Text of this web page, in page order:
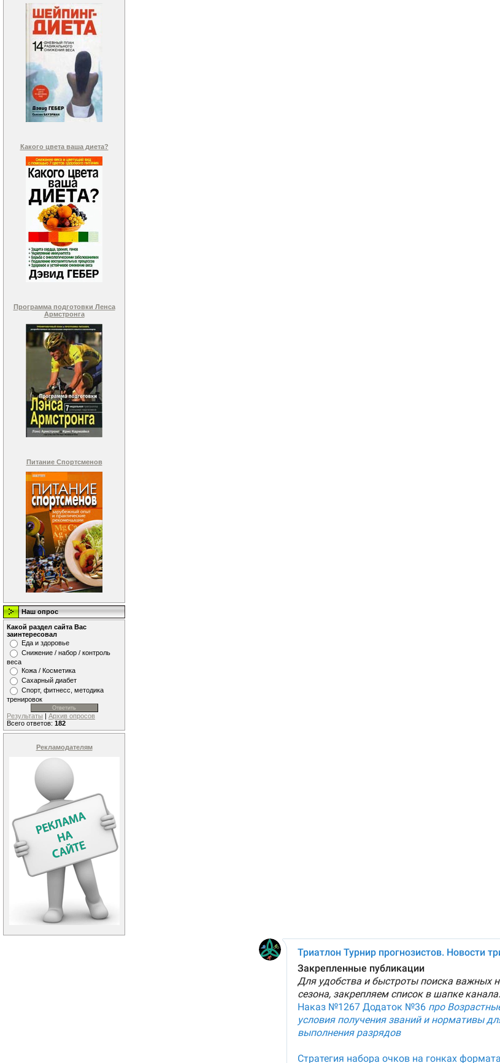
Какого цвета ваша диета?
Программа подготовки Ленса
Армстронга
Питание Спортсменов
Наш опрос
Какой раздел сайта Вас
заинтересовал
Еда и здоровье
Снижение / набор / контроль
веса
Кожа / Косметика
Сахарный диабет
Спорт, фитнесс, методика
тренировок
Результаты | Архив опросов
Всего ответов: 182
Рекламодателям